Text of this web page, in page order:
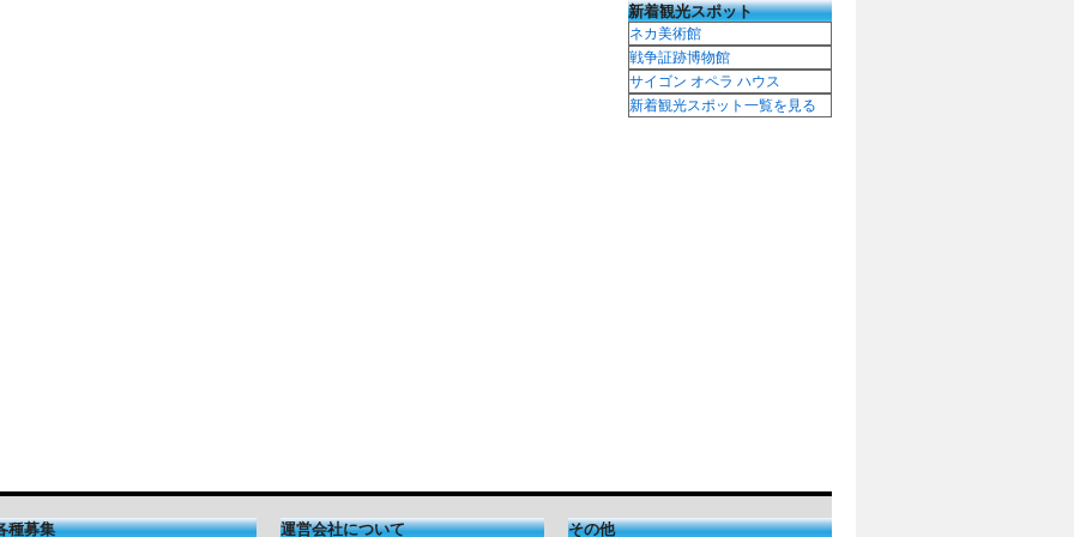
新着観光スポット
ネカ美術館
戦争証跡博物館
サイゴン オペラ ハウス
新着観光スポット一覧を見る
種募集 運営会社について その他